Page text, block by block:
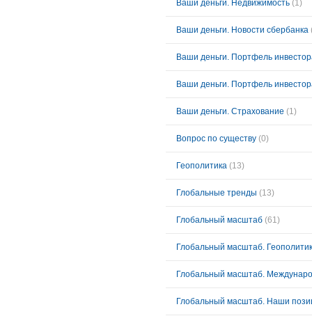
Ваши деньги. Недвижимость (1)
Ваши деньги. Новости сбербанка
Ваши деньги. Портфель
Ваши деньги. Портфель
Ваши деньги. Страхование (1)
Вопрос по существу (0)
Геополитика (13)
Глобальные тренды (13)
Глобальный масштаб (61)
Глобальный масштаб.
Глобальный масштаб.
Глобальный масштаб. Наши